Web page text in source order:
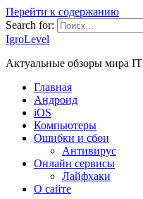
Перейти к содержанию
Search for:
IgroLevel
Актуальные обзоры мира IT
Главная
Андроид
iOS
Компьютеры
Ошибки и сбои
Антивирус
Онлайн сервисы
Лайфхаки
О сайте